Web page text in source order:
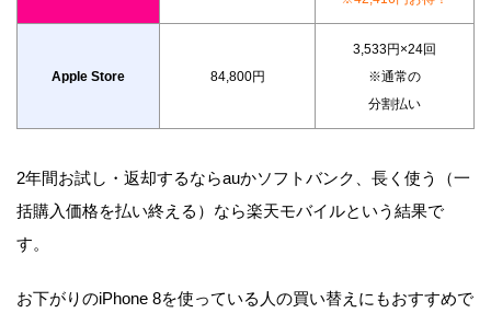
Apple Store 84,800円
3,533円×24回
※通常の
分割払い
2年間お試し・返却するならauかソフトバンク、長く使う（一
括購入価格を払い終える）なら楽天モバイルという結果で
す。
お下がりのiPhone 8を使っている人の買い替えにもおすすめで